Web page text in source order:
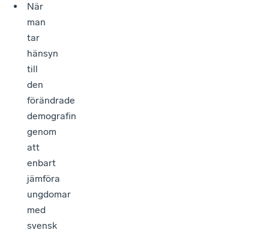
När
man
tar
hänsyn
till
den
förändrade
demografin
genom
att
enbart
jämföra
ungdomar
med
svensk